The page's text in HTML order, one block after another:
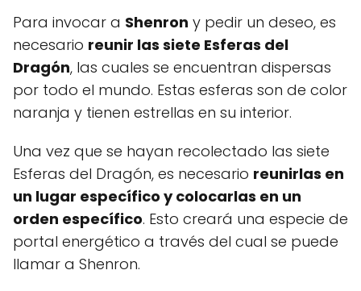
Para invocar a Shenron y pedir un deseo, es
necesario reunir las siete Esferas del
Dragón, las cuales se encuentran dispersas
por todo el mundo. Estas esferas son de color
naranja y tienen estrellas en su interior.
Una vez que se hayan recolectado las siete
Esferas del Dragón, es necesario reunirlas en
un lugar específico y colocarlas en un
orden específico. Esto creará una especie de
portal energético a través del cual se puede
llamar a Shenron.